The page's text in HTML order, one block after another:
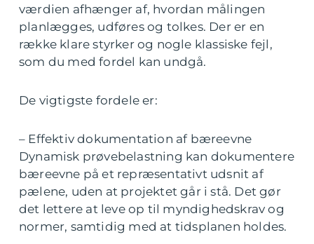
værdien afhænger af, hvordan målingen
planlægges, udføres og tolkes. Der er en
række klare styrker og nogle klassiske fejl,
som du med fordel kan undgå.
De vigtigste fordele er:
– Effektiv dokumentation af bæreevne
Dynamisk prøvebelastning kan dokumentere
bæreevne på et repræsentativt udsnit af
pælene, uden at projektet går i stå. Det gør
det lettere at leve op til myndighedskrav og
normer, samtidig med at tidsplanen holdes.